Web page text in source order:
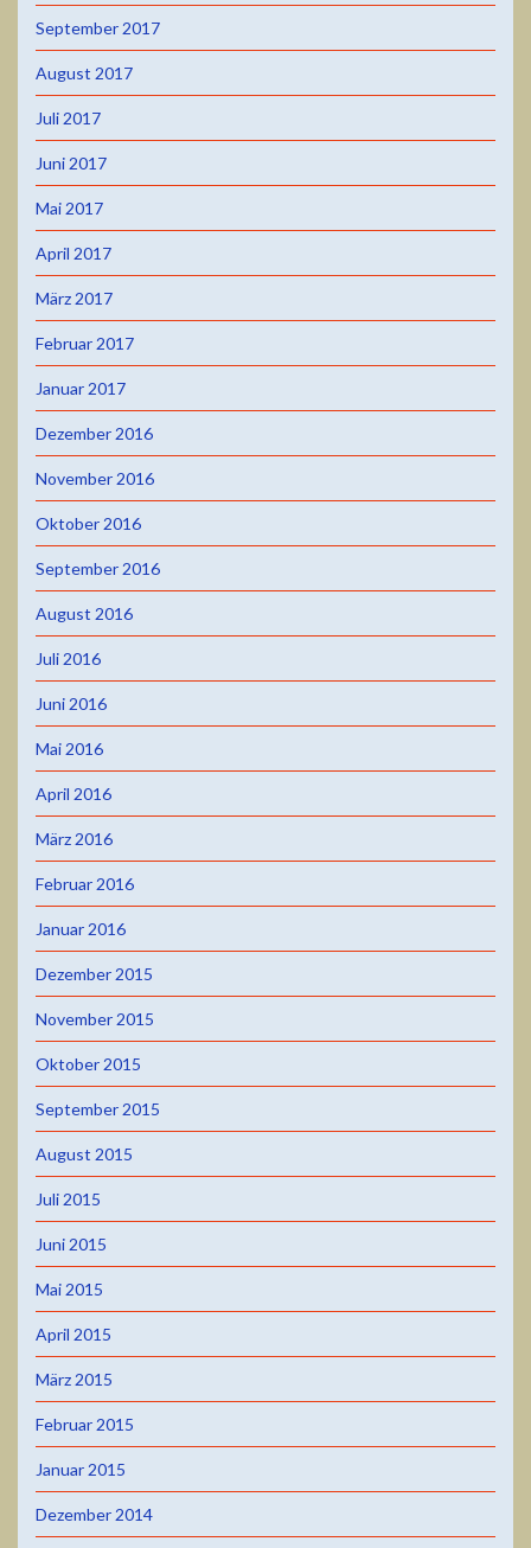
September 2017
August 2017
Juli 2017
Juni 2017
Mai 2017
April 2017
März 2017
Februar 2017
Januar 2017
Dezember 2016
November 2016
Oktober 2016
September 2016
August 2016
Juli 2016
Juni 2016
Mai 2016
April 2016
März 2016
Februar 2016
Januar 2016
Dezember 2015
November 2015
Oktober 2015
September 2015
August 2015
Juli 2015
Juni 2015
Mai 2015
April 2015
März 2015
Februar 2015
Januar 2015
Dezember 2014